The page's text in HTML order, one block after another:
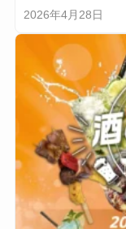
2026年4月28日